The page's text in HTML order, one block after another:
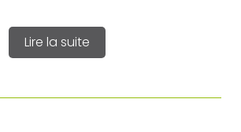
Lire la suite